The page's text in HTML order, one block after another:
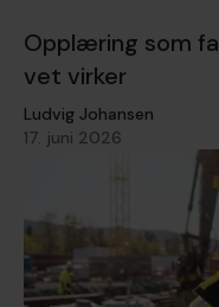
Opplæring som
vet virker
Ludvig Johansen
17. juni 2026